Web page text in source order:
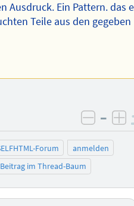
Ausdruck. Ein Pattern. das
Teile aus den gegeben
–
Forum
anmelden
Beitrag im Thread-Baum